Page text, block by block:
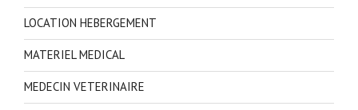
LOCATION HEBERGEMENT
MATERIEL MEDICAL
MEDECIN VETERINAIRE